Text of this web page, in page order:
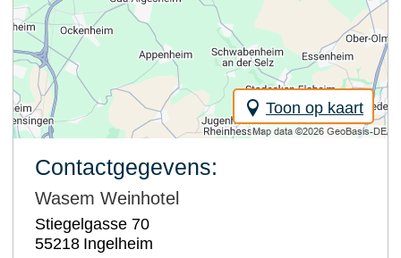
Toon op kaart
Contactgegevens:
Wasem Weinhotel
Stiegelgasse 70
55218 Ingelheim